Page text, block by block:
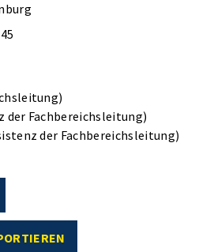
der Fachbereichsleitung)
der Fachbereichsleitung)